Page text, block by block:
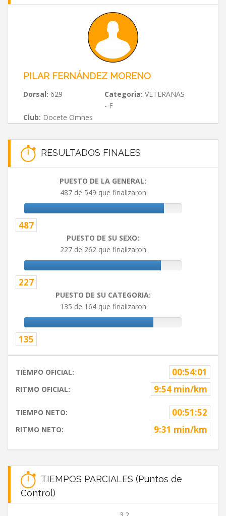
PILAR FERNÁNDEZ MORENO
Dorsal: 629 Categoria: VETERANAS
- F
Club: Docete Omnes
RESULTADOS FINALES
PUESTO DE LA GENERAL:
487 de 549 que finalizaron
487
PUESTO DE SU SEXO:
227 de 262 que finalizaron
227
PUESTO DE SU CATEGORIA:
135 de 164 que finalizaron
135
TIEMPO OFICIAL: 00:54:01
RITMO OFICIAL: 9:54 min/km
TIEMPO NETO: 00:51:52
RITMO NETO: 9:31 min/km
TIEMPOS PARCIALES (Puntos de
Control)